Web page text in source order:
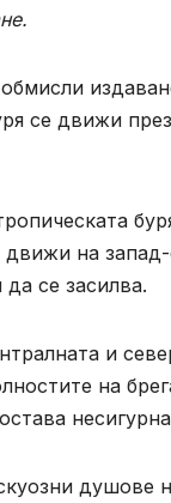
.
се движи
на
се засилва.
и
на
душове